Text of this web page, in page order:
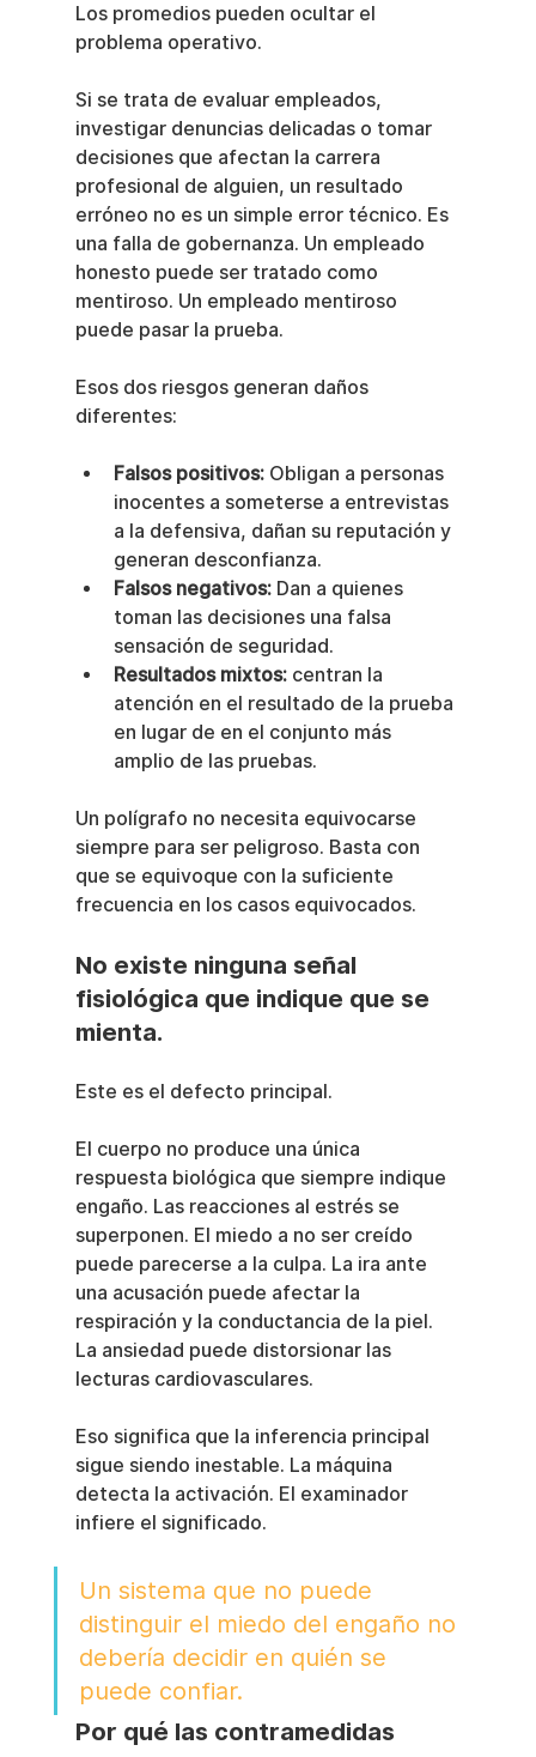
Los promedios pueden ocultar el
problema operativo.
Si se trata de evaluar empleados,
investigar denuncias delicadas o tomar
decisiones que afectan la carrera
profesional de alguien, un resultado
erróneo no es un simple error técnico. Es
una falla de gobernanza. Un empleado
honesto puede ser tratado como
mentiroso. Un empleado mentiroso
puede pasar la prueba.
Esos dos riesgos generan daños
diferentes:
Falsos positivos: Obligan a personas
inocentes a someterse a entrevistas
a la defensiva, dañan su reputación y
generan desconfianza.
Falsos negativos: Dan a quienes
toman las decisiones una falsa
sensación de seguridad.
Resultados mixtos: centran la
atención en el resultado de la prueba
en lugar de en el conjunto más
amplio de las pruebas.
Un polígrafo no necesita equivocarse
siempre para ser peligroso. Basta con
que se equivoque con la suficiente
frecuencia en los casos equivocados.
No existe ninguna señal
fisiológica que indique que se
mienta.
Este es el defecto principal.
El cuerpo no produce una única
respuesta biológica que siempre indique
engaño. Las reacciones al estrés se
superponen. El miedo a no ser creído
puede parecerse a la culpa. La ira ante
una acusación puede afectar la
respiración y la conductancia de la piel.
La ansiedad puede distorsionar las
lecturas cardiovasculares.
Eso significa que la inferencia principal
sigue siendo inestable. La máquina
detecta la activación. El examinador
infiere el significado.
Un sistema que no puede
distinguir el miedo del engaño no
debería decidir en quién se
puede confiar.
Por qué las contramedidas